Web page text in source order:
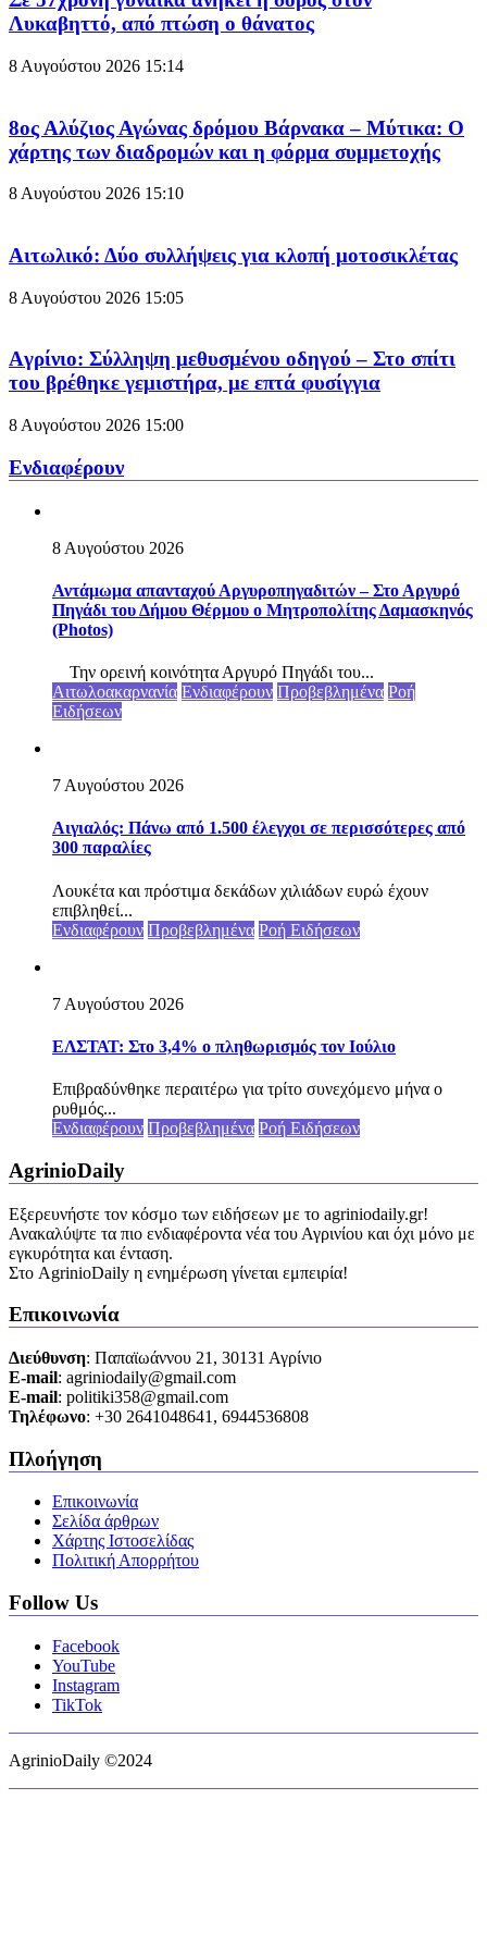
Λυκαβηττό, από πτώση ο θάνατος
8 Αυγούστου 2026 15:14
8ος Αλύζιος Αγώνας δρόμου Βάρνακα – Μύτικα: Ο
χάρτης των διαδρομών και η φόρμα συμμετοχής
8 Αυγούστου 2026 15:10
Aιτωλικό: Δύο συλλήψεις για κλοπή μοτοσικλέτας
8 Αυγούστου 2026 15:05
Aγρίνιο: Σύλληψη μεθυσμένου οδηγού – Στο σπίτι
του βρέθηκε γεμιστήρα, με επτά φυσίγγια
8 Αυγούστου 2026 15:00
Ενδιαφέρουν
8 Αυγούστου 2026
Αντάμωμα απανταχού Αργυροπηγαδιτών – Στο Αργυρό
Πηγάδι του Δήμου Θέρμου ο Μητροπολίτης Δαμασκηνός
(Photos)
Την ορεινή κοινότητα Αργυρό Πηγάδι του...
Αιτωλοακαρνανία Ενδιαφέρουν Προβεβλημένα Ροή
Ειδήσεων
7 Αυγούστου 2026
Αιγιαλός: Πάνω από 1.500 έλεγχοι σε περισσότερες από
300 παραλίες
Λουκέτα και πρόστιμα δεκάδων χιλιάδων ευρώ έχουν
επιβληθεί...
Ενδιαφέρουν Προβεβλημένα Ροή Ειδήσεων
7 Αυγούστου 2026
ΕΛΣΤΑΤ: Στο 3,4% ο πληθωρισμός τον Ιούλιο
Επιβραδύνθηκε περαιτέρω για τρίτο συνεχόμενο μήνα ο
ρυθμός...
Ενδιαφέρουν Προβεβλημένα Ροή Ειδήσεων
AgrinioDaily
Εξερευνήστε τον κόσμο των ειδήσεων με το agriniodaily.gr!
Ανακαλύψτε τα πιο ενδιαφέροντα νέα του Αγρινίου και όχι μόνο με
εγκυρότητα και ένταση.
Στο AgrinioDaily η ενημέρωση γίνεται εμπειρία!
Επικοινωνία
Διεύθυνση: Παπαϊωάννου 21, 30131 Αγρίνιο
Ε-mail: agriniodaily@gmail.com
Ε-mail: politiki358@gmail.com
Τηλέφωνο: +30 2641048641, 6944536808
Πλοήγηση
Επικοινωνία
Σελίδα άρθρων
Χάρτης Ιστοσελίδας
Πολιτική Απορρήτου
Follow Us
Facebook
YouTube
Instagram
TikTok
AgrinioDaily ©2024